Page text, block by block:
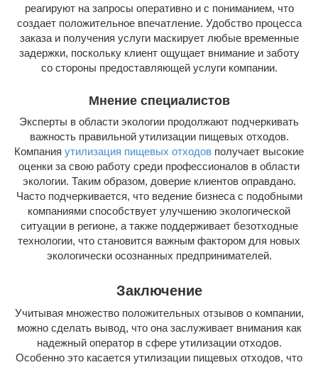
реагируют на запросы оперативно и с пониманием, что
создает положительное впечатление. Удобство процесса
заказа и получения услуги маскирует любые временные
задержки, поскольку клиент ощущает внимание и заботу
со стороны предоставляющей услуги компании.
Мнение специалистов
Эксперты в области экологии продолжают подчеркивать
важность правильной утилизации пищевых отходов.
Компания утилизация пищевых отходов получает высокие
оценки за свою работу среди профессионалов в области
экологии. Таким образом, доверие клиентов оправдано.
Часто подчеркивается, что ведение бизнеса с подобными
компаниями способствует улучшению экологической
ситуации в регионе, а также поддерживает безотходные
технологии, что становится важным фактором для новых
экологически осознанных предпринимателей.
Заключение
Учитывая множество положительных отзывов о компании,
можно сделать вывод, что она заслуживает внимания как
надежный оператор в сфере утилизации отходов.
Особенно это касается утилизации пищевых отходов, что